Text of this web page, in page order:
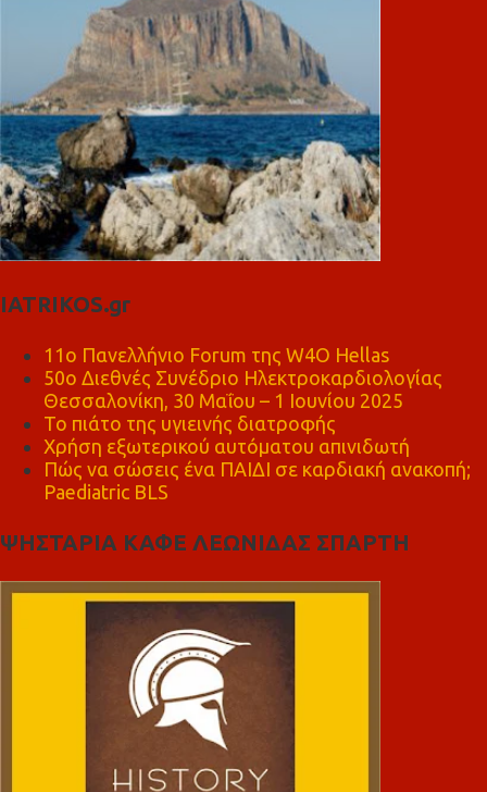
IATRIKOS.gr
11ο Πανελλήνιο Forum της W4O Hellas
50ο Διεθνές Συνέδριο Ηλεκτροκαρδιολογίας
Θεσσαλονίκη, 30 Μαΐου – 1 Ιουνίου 2025
Το πιάτο της υγιεινής διατροφής
Χρήση εξωτερικού αυτόματου απινιδωτή
Πώς να σώσεις ένα ΠΑΙΔΙ σε καρδιακή ανακοπή;
Paediatric BLS
ΨΗΣΤΑΡΙΑ ΚΑΦΕ ΛΕΩΝΙΔΑΣ ΣΠΑΡΤΗ